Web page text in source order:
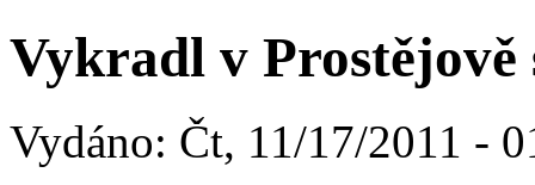
Vykradl v Prostějově
Vydáno: Čt, 11/17/2011 -